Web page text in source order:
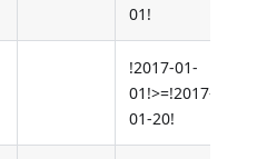
01!
!2017-01-
01!>=!2017-
01-20!